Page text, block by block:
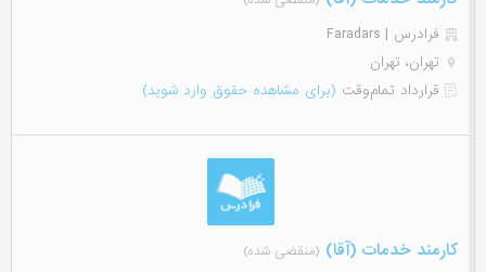
فرادرس | Faradars
تهران، تهران
قرارداد تمام‌وقت (برای مشاهده حقوق وارد شوید)
کارمند خدمات (آقا) (منقضی شده)